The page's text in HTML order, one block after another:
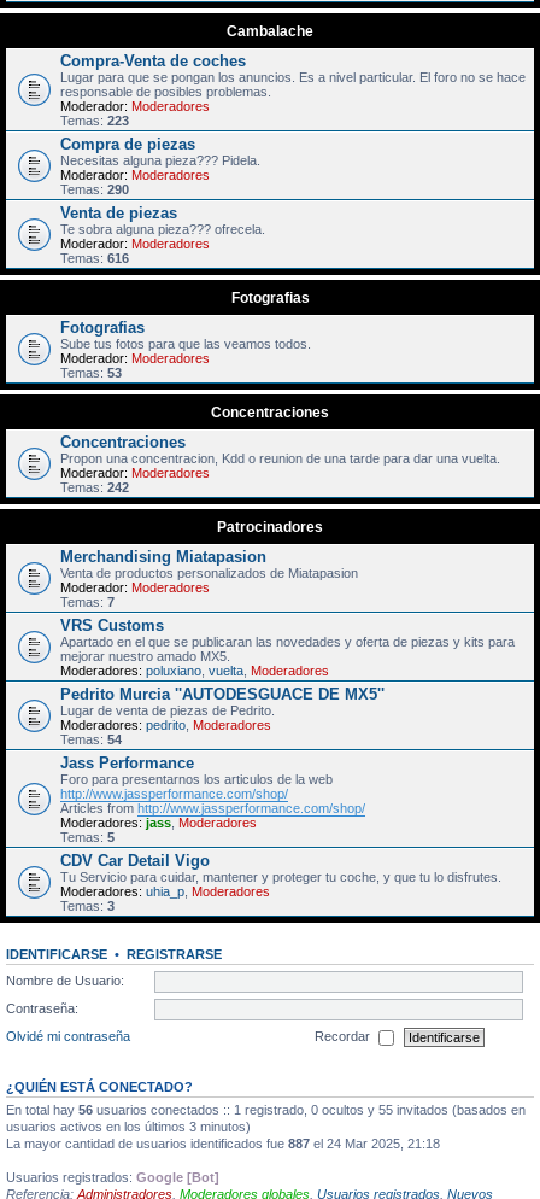
Cambalache
Compra-Venta de coches
Lugar para que se pongan los anuncios. Es a nivel particular. El foro no se hace
responsable de posibles problemas.
Moderador: Moderadores
Temas: 223
Compra de piezas
Necesitas alguna pieza??? Pidela.
Moderador: Moderadores
Temas: 290
Venta de piezas
Te sobra alguna pieza??? ofrecela.
Moderador: Moderadores
Temas: 616
Fotografias
Fotografias
Sube tus fotos para que las veamos todos.
Moderador: Moderadores
Temas: 53
Concentraciones
Concentraciones
Propon una concentracion, Kdd o reunion de una tarde para dar una vuelta.
Moderador: Moderadores
Temas: 242
Patrocinadores
Merchandising Miatapasion
Venta de productos personalizados de Miatapasion
Moderador: Moderadores
Temas: 7
VRS Customs
Apartado en el que se publicaran las novedades y oferta de piezas y kits para
mejorar nuestro amado MX5.
Moderadores: poluxiano vuelta Moderadores
Pedrito Murcia ''AUTODESGUACE DE MX5''
Lugar de venta de piezas de Pedrito.
Moderadores: pedrito Moderadores
Temas: 54
Jass Performance
Foro para presentarnos los articulos de la web
http://www.jassperformance.com/shop/
Articles from http://www.jassperformance.com/shop/
Moderadores: jass Moderadores
Temas: 5
CDV Car Detail Vigo
Tu Servicio para cuidar, mantener y proteger tu coche, y que tu lo disfrutes.
Moderadores: uhia_p Moderadores
Temas: 3
IDENTIFICARSE • REGISTRARSE
Nombre de Usuario:
Contraseña:
Olvidé mi contraseña
Recordar
¿QUIÉN ESTÁ CONECTADO?
En total hay 56 usuarios conectados :: 1 registrado, 0 ocultos y 55 invitados (basados en
usuarios activos en los últimos 3 minutos)
La mayor cantidad de usuarios identificados fue 887 el 24 Mar 2025, 21:18
Usuarios registrados: Google [Bot]
Referencia: Administradores Moderadores globales Usuarios registrados Nuevos